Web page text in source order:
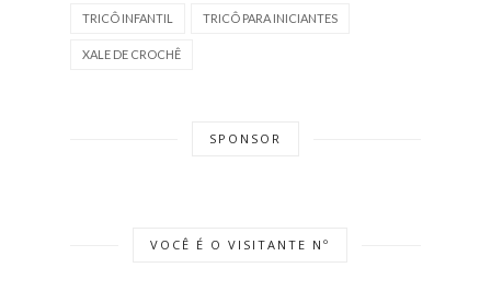
TRICÔ INFANTIL TRICÔ PARA INICIANTES
XALE DE CROCHÊ
SPONSOR
VOCÊ É O VISITANTE Nº